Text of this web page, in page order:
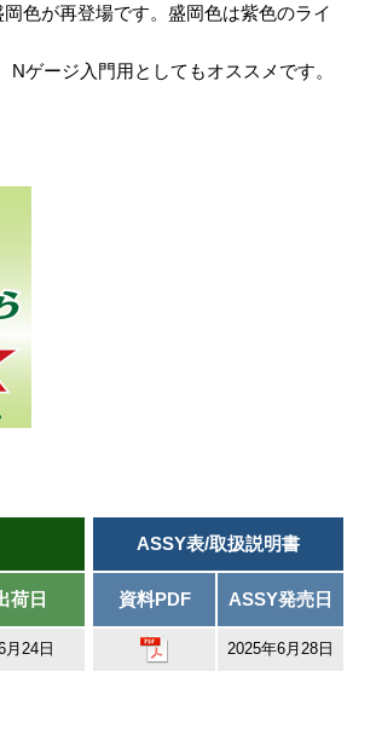
色が再登場です。盛岡色は紫色のライ
ゲージ入門用としてもオススメです。
ASSY表/取扱説明書
荷日 資料PDF ASSY発売日
月24日 2025年6月28日